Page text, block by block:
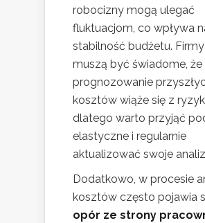
robocizny mogą ulegać
fluktuacjom, co wpływa
stabilność budżetu. Firmy
muszą być świadome, że
prognozowanie
kosztów wiąże się z
dlatego warto przyjąć
elastyczne i regularnie
aktualizować swoje
Dodatkowo, w procesie
kosztów często pojawia
opór ze strony